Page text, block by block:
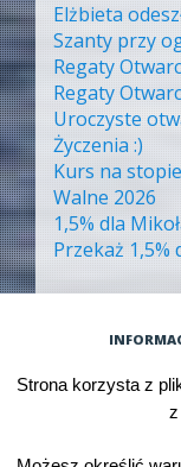
Elżbieta
Szanty przy
Regaty
Regaty
Uroczyste
Życzenia :)
Kurs na
Walne 2026
1,5% dla
Przekaż 1,5%
Strona korzysta z
z